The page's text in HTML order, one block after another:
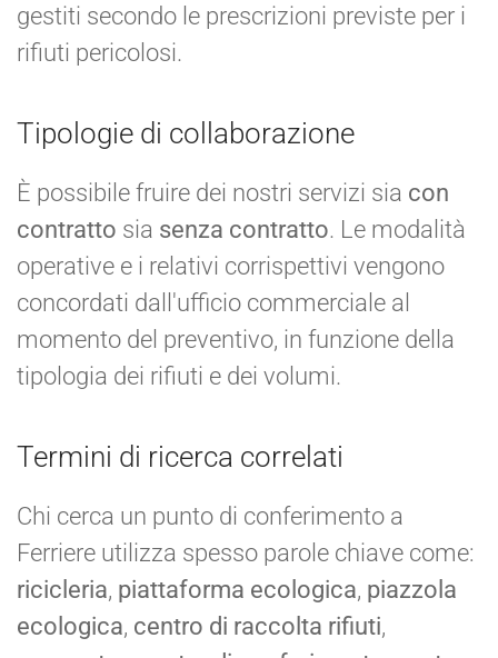
gestiti secondo le prescrizioni previste per i
rifiuti pericolosi.
Tipologie di collaborazione
È possibile fruire dei nostri servizi sia con
contratto sia senza contratto. Le modalità
operative e i relativi corrispettivi vengono
concordati dall'ufficio commerciale al
momento del preventivo, in funzione della
tipologia dei rifiuti e dei volumi.
Termini di ricerca correlati
Chi cerca un punto di conferimento a
Ferriere utilizza spesso parole chiave come:
ricicleria, piattaforma ecologica, piazzola
ecologica, centro di raccolta rifiuti,